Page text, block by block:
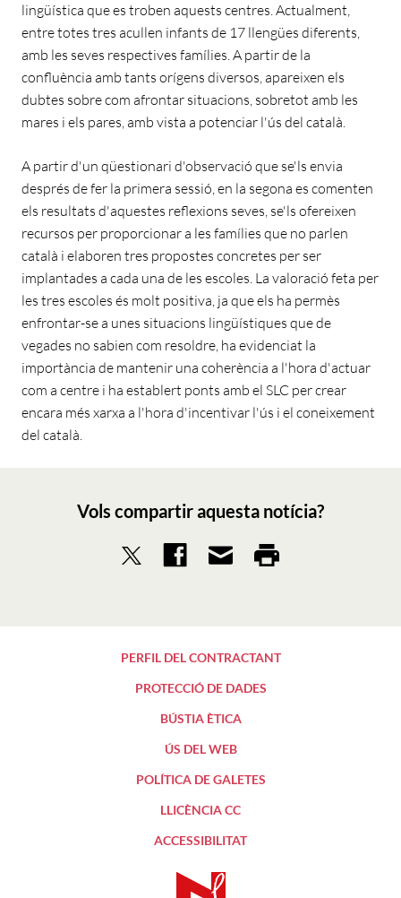
lingüística que es troben aquests centres. Actualment,
entre totes tres acullen infants de 17 llengües diferents,
amb les seves respectives famílies. A partir de la
confluència amb tants orígens diversos, apareixen els
dubtes sobre com afrontar situacions, sobretot amb les
mares i els pares, amb vista a potenciar l'ús del català.
A partir d'un qüestionari d'observació que se'ls envia
després de fer la primera sessió, en la segona es comenten
els resultats d'aquestes reflexions seves, se'ls ofereixen
recursos per proporcionar a les famílies que no parlen
català i elaboren tres propostes concretes per ser
implantades a cada una de les escoles. La valoració feta per
les tres escoles és molt positiva, ja que els ha permès
enfrontar-se a unes situacions lingüístiques que de
vegades no sabien com resoldre, ha evidenciat la
importància de mantenir una coherència a l'hora d'actuar
com a centre i ha establert ponts amb el SLC per crear
encara més xarxa a l'hora d'incentivar l'ús i el coneixement
del català.
Vols compartir aquesta notícia?
PERFIL DEL CONTRACTANT
PROTECCIÓ DE DADES
BÚSTIA ÈTICA
ÚS DEL WEB
POLÍTICA DE GALETES
LLICÈNCIA CC
ACCESSIBILITAT